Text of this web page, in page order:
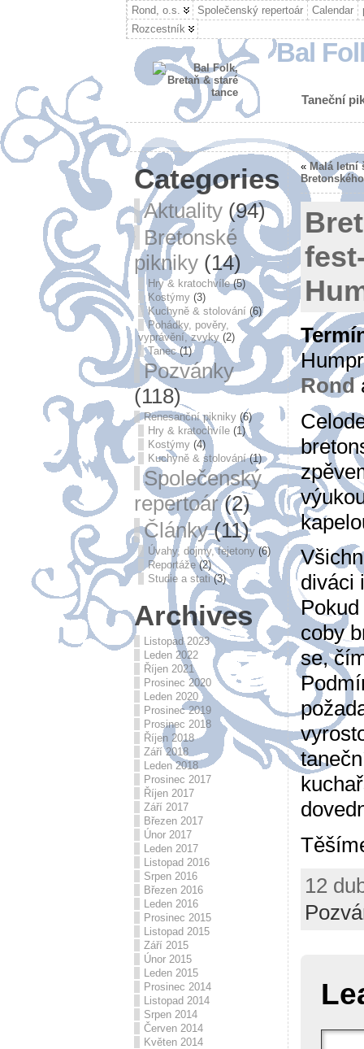
Rond, o.s. Společenský repertoár Calendar
Rozcestník
Bal
Taneční
Categories
Aktuality(94)
Bretonské
pikniky(14)
Hry & kratochvíle(5)
Kostýmy(3)
Kuchyně & stolování(6)
Pohádky, pověry,
vyprávění, zvyky(2)
Tanec(1)
Pozvánky
(118)
Renesanční pikniky(6)
Hry & kratochvíle(1)
Kostýmy(4)
Kuchyně & stolování(1)
Společenský
repertoár(2)
Články(11)
Úvahy, dojmy, fejetony (6)
Reportáže(2)
Studie a stati(3)
Archives
Listopad 2023
Leden 2022
Říjen 2021
Prosinec 2020
Leden 2020
Prosinec 2019
Prosinec 2018
Říjen 2018
Září 2018
Leden 2018
Prosinec 2017
Říjen 2017
Září 2017
Březen 2017
Únor 2017
Leden 2017
Listopad 2016
Srpen 2016
Březen 2016
Leden 2016
Prosinec 2015
Listopad 2015
Září 2015
Únor 2015
Leden 2015
Prosinec 2014
Listopad 2014
Srpen 2014
Červen 2014
Květen 2014
«Malá letní
Rond
diváci
coby
se,
12